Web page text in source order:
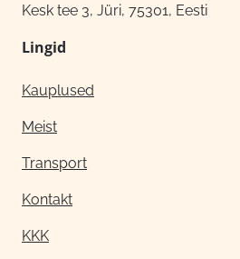
Kesk tee 3, Jüri, 75301, Eesti
Lingid
Kauplused
Meist
Transport
Kontakt
KKK